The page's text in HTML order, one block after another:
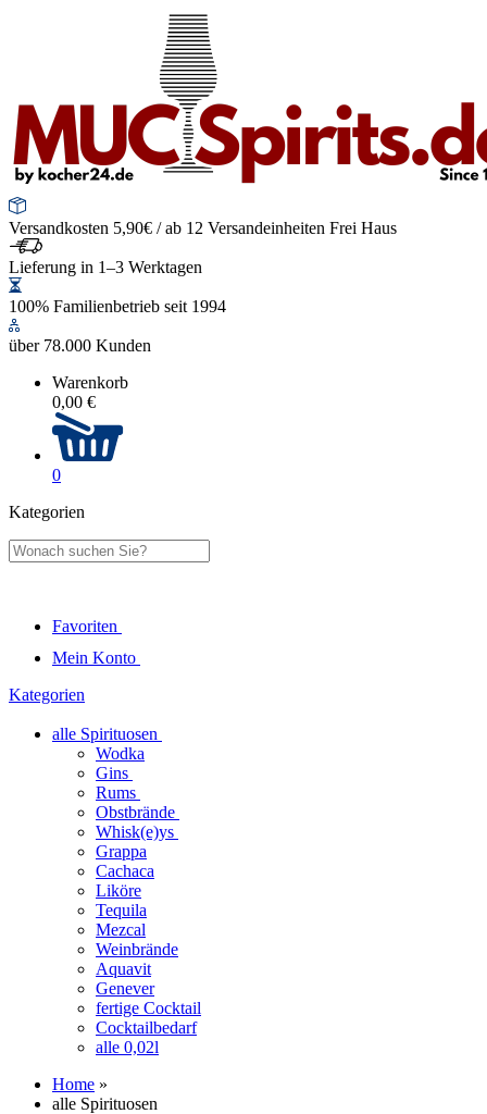
Versandkosten 5,90€ / ab 12 Versandeinheiten Frei Haus
Lieferung in 1–3 Werktagen
100% Familienbetrieb seit 1994
über 78.000 Kunden
Warenkorb
0,00 €
0
Kategorien
Favoriten
Mein Konto
Kategorien
alle Spirituosen
Wodka
Gins
Rums
Obstbrände
Whisk(e)ys
Grappa
Cachaca
Liköre
Tequila
Mezcal
Weinbrände
Aquavit
Genever
fertige Cocktail
Cocktailbedarf
alle 0,02l
Home »
alle Spirituosen